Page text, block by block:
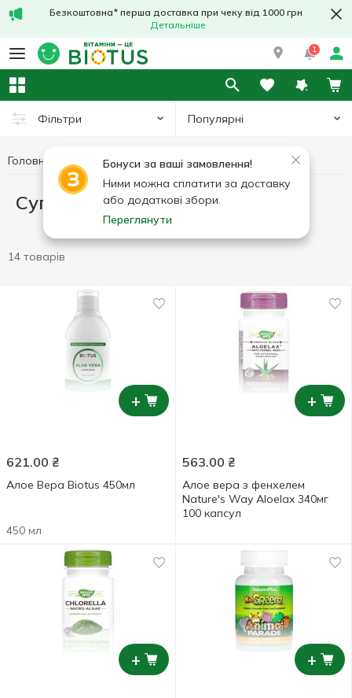
Безкоштовна* перша доставка при чеку від 1000 грн
Детальніше
1
Фільтри Популярні
Бонуси за ваші замовлення!
Ними можна сплатити за доставку
або додаткові збори.
Переглянути
Головна Суперфуд
Суперфуд
14 товарів
+
621.00 ₴
Алое Вера Biotus 450мл
450 мл
+
563.00 ₴
Алое вера з фенхелем
Nature's Way Aloelax 340мг
100 капсул
+ +